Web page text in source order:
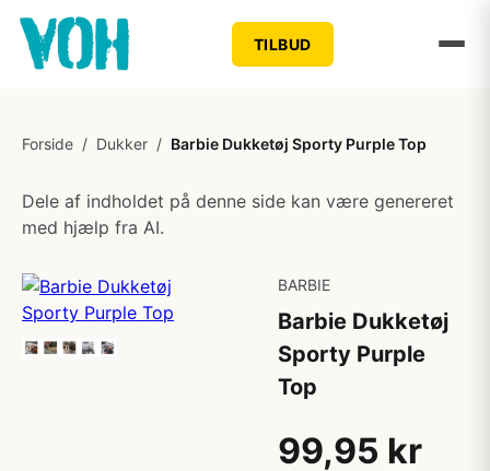
TILBUD
Forside / Dukker / Barbie Dukketøj Sporty Purple Top
Dele af indholdet på denne side kan være genereret
med hjælp fra AI.
BARBIE
Barbie Dukketøj
Sporty Purple
Top
99,95 kr